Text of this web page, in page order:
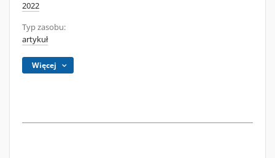
2022
Typ zasobu:
artykuł
Więcej